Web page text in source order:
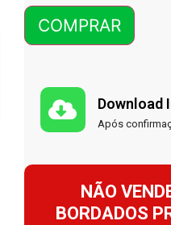
COMPRAR
Download
Após
NÃO
BORDADOS